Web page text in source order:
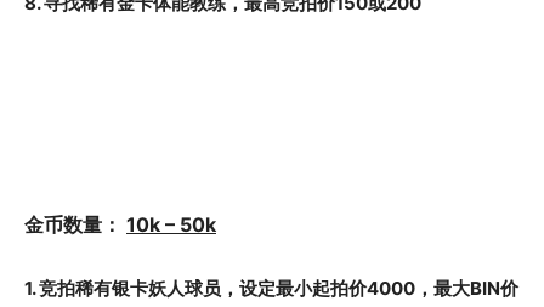
金币数量： 10k – 50k
1. 竞拍稀有银卡妖人球员，设定最小起拍价4000，最大BIN价